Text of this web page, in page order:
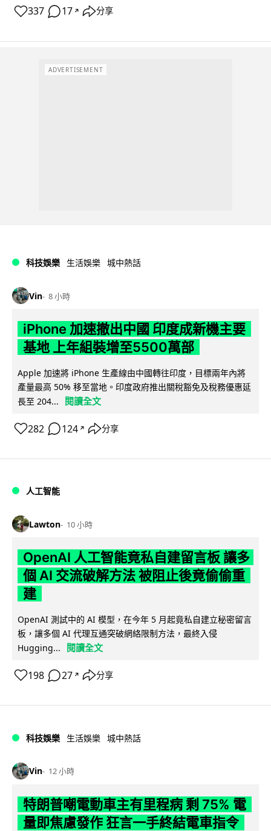
337 17 ↗ 分享
ADVERTISEMENT
科技娛樂 生活娛樂 城中熱話
Vin 8 小時
iPhone 加速撤出中國 印度成新機主要
基地 上年組裝增至5500萬部
Apple 加速將 iPhone 生產線由中國轉往印度，目標兩年內將
產量最高 50% 移至當地。印度政府推出關稅豁免及稅務優惠延
長至 204...
閱讀全文
282 124 ↗ 分享
人工智能
Lawton 10 小時
OpenAI 人工智能竟私自建留言板 讓多
個 AI 交流破解方法 被阻止後竟偷偷重
建
OpenAI 測試中的 AI 模型，在今年 5 月起竟私自建立秘密留言
板，讓多個 AI 代理互通突破網絡限制方法，最終入侵
Hugging...
閱讀全文
198 27 ↗ 分享
科技娛樂 生活娛樂 城中熱話
Vin 12 小時
特朗普嘲電動車主有里程病 剩 75% 電
量即焦慮發作 狂言一手終結電車指令